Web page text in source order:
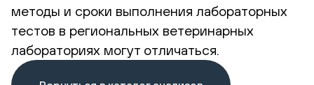
методы и сроки выполнения лабораторных
тестов в региональных ветеринарных
лабораториях могут отличаться.